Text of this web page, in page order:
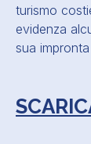
turismo
evidenza
sua